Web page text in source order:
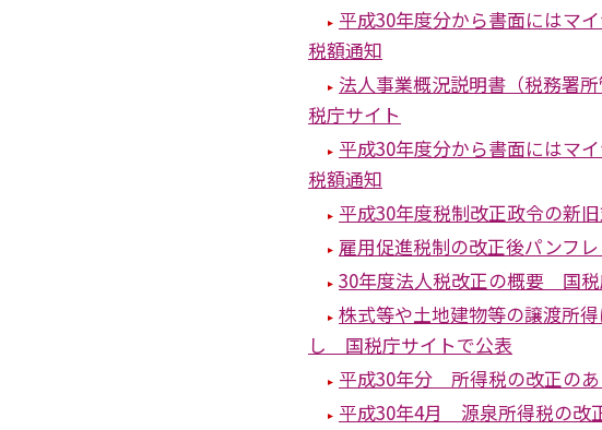
平成30年度分から書面にはマ
税額通知
法人事業概況説明書（税務署
税庁サイト
平成30年度分から書面にはマ
税額通知
平成30年度税制改正政令の新
雇用促進税制の改正後パンフ
30年度法人税改正の概要 国
株式等や土地建物等の譲渡所
し 国税庁サイトで公表
平成30年分 所得税の改正の
平成30年4月 源泉所得税の改